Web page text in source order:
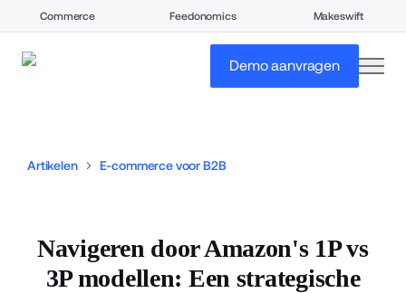
Commerce Feedonomics Makeswift
Demo aanvragen
Artikelen E-commerce voor B2B
Navigeren door Amazon's 1P vs
3P modellen: Een strategische